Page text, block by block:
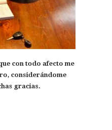
con todo afecto me
considerándome
gracias.